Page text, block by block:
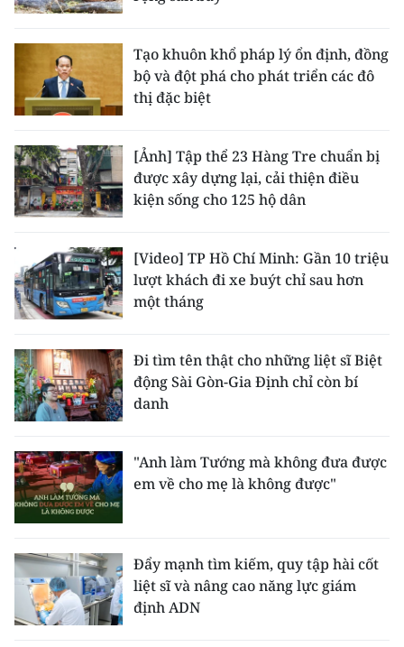
Tạo khuôn khổ pháp lý ổn định, đồng
bộ và đột phá cho phát triển các đô
thị đặc biệt
[Ảnh] Tập thể 23 Hàng Tre chuẩn bị
được xây dựng lại, cải thiện điều
kiện sống cho 125 hộ dân
[Video] TP Hồ Chí Minh: Gần 10 triệu
lượt khách đi xe buýt chỉ sau hơn
một tháng
Đi tìm tên thật cho những liệt sĩ Biệt
động Sài Gòn-Gia Định chỉ còn bí
danh
"Anh làm Tướng mà không đưa được
em về cho mẹ là không được"
Đẩy mạnh tìm kiếm, quy tập hài cốt
liệt sĩ và nâng cao năng lực giám
định ADN